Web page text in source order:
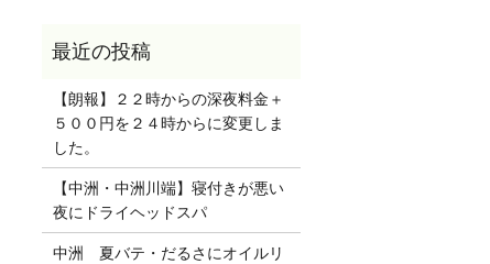
【朗報】２２時からの深夜料金＋
５００円を２４時からに変更しま
した。
【中洲・中洲川端】寝付きが悪い
夜にドライヘッドスパ
中洲 夏バテ・だるさにオイルリ